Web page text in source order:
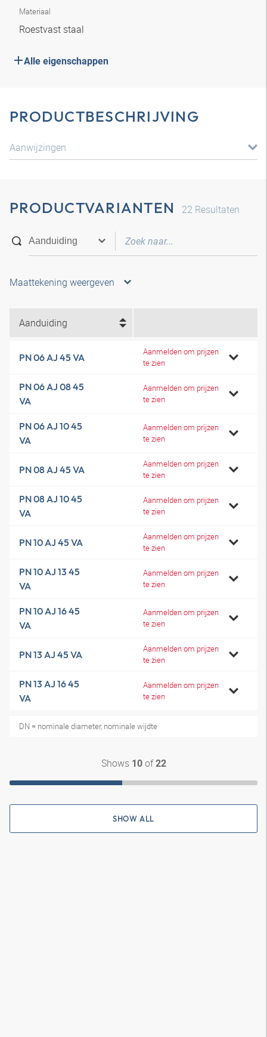
Materiaal
Roestvast staal
Alle eigenschappen
PRODUCTBESCHRIJVING
Aanwijzingen
PRODUCTVARIANTEN 22 Resultaten
Maattekening weergeven
Aanduiding
PN 06 AJ 45 VA
Aanmelden om prijzen
te zien
PN 06 AJ 08 45
VA
Aanmelden om prijzen
te zien
PN 06 AJ 10 45
VA
Aanmelden om prijzen
te zien
PN 08 AJ 45 VA
Aanmelden om prijzen
te zien
PN 08 AJ 10 45
VA
Aanmelden om prijzen
te zien
PN 10 AJ 45 VA
Aanmelden om prijzen
te zien
PN 10 AJ 13 45
VA
Aanmelden om prijzen
te zien
PN 10 AJ 16 45
VA
Aanmelden om prijzen
te zien
PN 13 AJ 45 VA
Aanmelden om prijzen
te zien
PN 13 AJ 16 45
VA
Aanmelden om prijzen
te zien
DN = nominale diameter, nominale wijdte
Shows 10of22
SHOW ALL